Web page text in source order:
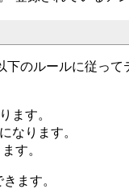
のルールに従っ
ます。
なります。
す。
ます。